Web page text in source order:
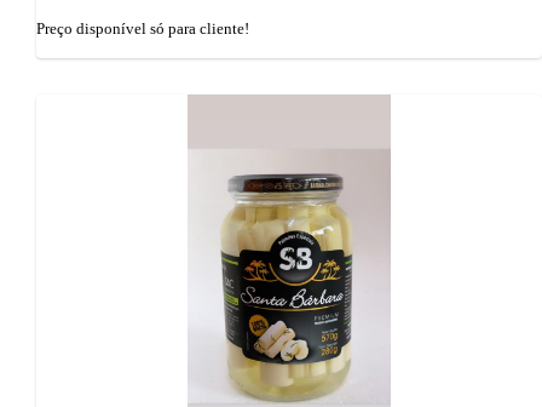
Preço disponí­vel só para cliente!